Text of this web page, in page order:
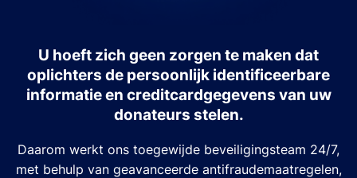
U hoeft zich geen zorgen te maken dat
oplichters de persoonlijk identificeerbare
informatie en creditcardgegevens van uw
donateurs stelen.
Daarom werkt ons toegewijde beveiligingsteam 24/7,
met behulp van geavanceerde antifraudemaatregelen,